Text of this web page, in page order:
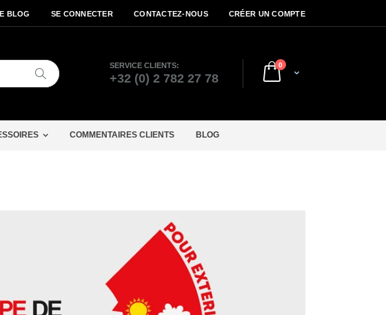
BLOG SE CONNECTER CONTACTEZ-NOUS CRÉER UN COMPTE
Cart
0articles
Chercher
SERVICE CLIENTS:
+32 (0) 2 782 27 78
COMMENTAIRES CLIENTS BLOG